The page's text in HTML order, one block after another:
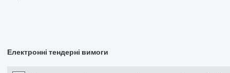
Електронні тендерні вимоги